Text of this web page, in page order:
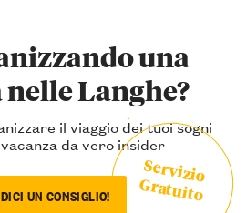
una
nelle Langhe?
il viaggio dei tuoi sogni
da vero insider
UN CONSIGLIO!
Servizio
Gratuito